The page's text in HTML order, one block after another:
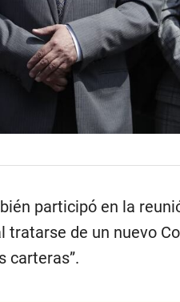
participó en la
tratarse de un nuevo
carteras”.